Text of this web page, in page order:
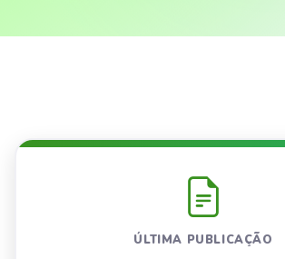
ÚLTIMA PUBLICAÇÃO